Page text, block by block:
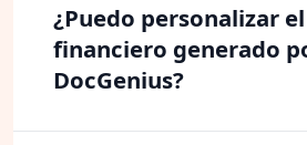
¿Puedo personalizar
financiero generado
DocGenius?